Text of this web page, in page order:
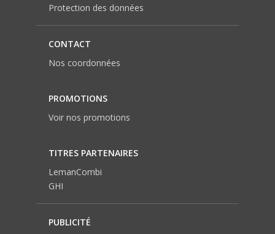
Protection des données
CONTACT
Nos coordonnées
PROMOTIONS
Voir nos promotions
TITRES PARTENAIRES
LemanCombi
GHI
PUBLICITÉ